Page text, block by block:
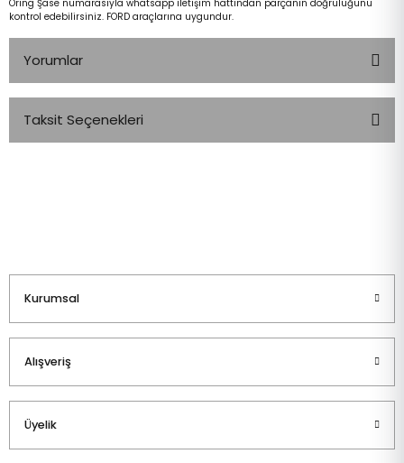
Oring Şase numarasıyla whatsapp iletişim hattından parçanın doğruluğunu
kontrol edebilirsiniz. FORD araçlarına uygundur.
Yorumlar
Taksit Seçenekleri
Kurumsal
Alışveriş
Üyelik